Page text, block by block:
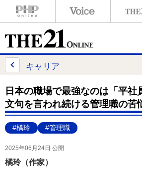
キャリア
日本の職場で最強なのは「平
文句を言われ続ける管理職の苦
#橘玲 #管理職
2025年06月24日 公開
橘玲（作家）